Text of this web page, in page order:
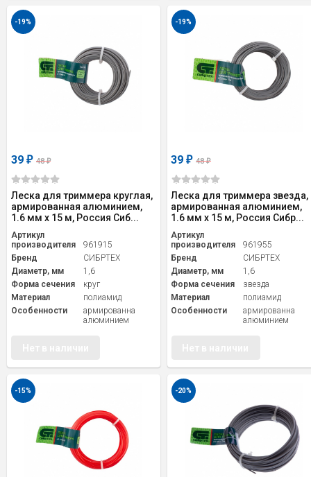
-19%
39 ₽ 48₽
Леска для триммера круглая,
армированная алюминием,
1.6 мм х 15 м, Россия Сиб...
Артикул
производителя
961915
Бренд
СИБРТЕХ
Диаметр, мм
1,6
Форма сечения
круг
Материал
полиамид
Особенности
армированна
алюминием
-19%
39₽ 48₽
Леска для триммера звезда,
армированная алюминием,
1.6 мм х 15 м, Россия Сибр...
Артикул
производителя
961955
Бренд
СИБРТЕХ
Диаметр, мм
1,6
Форма сечения
звезда
Материал
полиамид
Особенности
армированна
алюминием
-15% -20%